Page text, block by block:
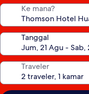
Ke mana?
Tanggal
Traveler